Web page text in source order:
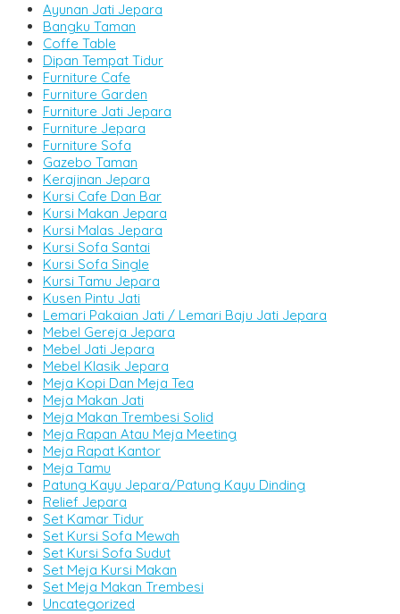
Ayunan Jati Jepara
Bangku Taman
Coffe Table
Dipan Tempat Tidur
Furniture Cafe
Furniture Garden
Furniture Jati Jepara
Furniture Jepara
Furniture Sofa
Gazebo Taman
Kerajinan Jepara
Kursi Cafe Dan Bar
Kursi Makan Jepara
Kursi Malas Jepara
Kursi Sofa Santai
Kursi Sofa Single
Kursi Tamu Jepara
Kusen Pintu Jati
Lemari Pakaian Jati / Lemari Baju Jati Jepara
Mebel Gereja Jepara
Mebel Jati Jepara
Mebel Klasik Jepara
Meja Kopi Dan Meja Tea
Meja Makan Jati
Meja Makan Trembesi Solid
Meja Rapan Atau Meja Meeting
Meja Rapat Kantor
Meja Tamu
Patung Kayu Jepara/Patung Kayu Dinding
Relief Jepara
Set Kamar Tidur
Set Kursi Sofa Mewah
Set Kursi Sofa Sudut
Set Meja Kursi Makan
Set Meja Makan Trembesi
Uncategorized